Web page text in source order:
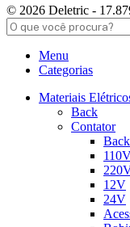
© 2026 Deletric -
Menu
Categorias
Materiais
Back
Contator
Back
12V
24V